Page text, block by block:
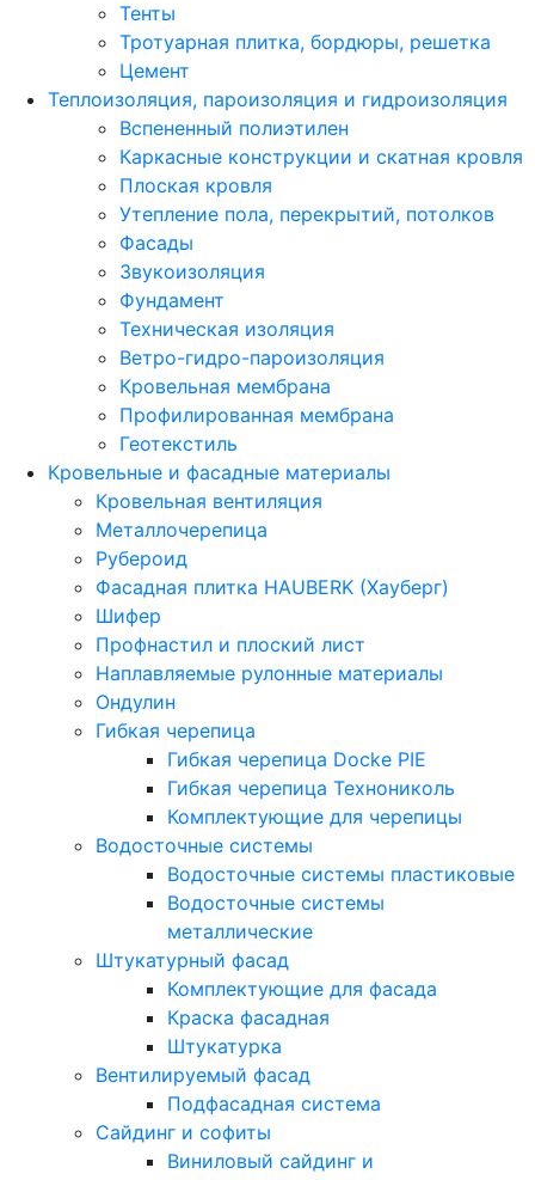
Тенты
Тротуарная плитка, бордюры, решетка
Цемент
Теплоизоляция, пароизоляция и гидроизоляция
Вспененный полиэтилен
Каркасные конструкции и скатная кровля
Плоская кровля
Утепление пола, перекрытий, потолков
Фасады
Звукоизоляция
Фундамент
Техническая изоляция
Ветро-гидро-пароизоляция
Кровельная мембрана
Профилированная мембрана
Геотекстиль
Кровельные и фасадные материалы
Кровельная вентиляция
Металлочерепица
Рубероид
Фасадная плитка HAUBERK (Хауберг)
Шифер
Профнастил и плоский лист
Наплавляемые рулонные материалы
Ондулин
Гибкая черепица
Гибкая черепица Docke PIE
Гибкая черепица Технониколь
Комплектующие для черепицы
Водосточные системы
Водосточные системы пластиковые
Водосточные системы
металлические
Штукатурный фасад
Комплектующие для фасада
Краска фасадная
Штукатурка
Вентилируемый фасад
Подфасадная система
Сайдинг и софиты
Виниловый сайдинг и